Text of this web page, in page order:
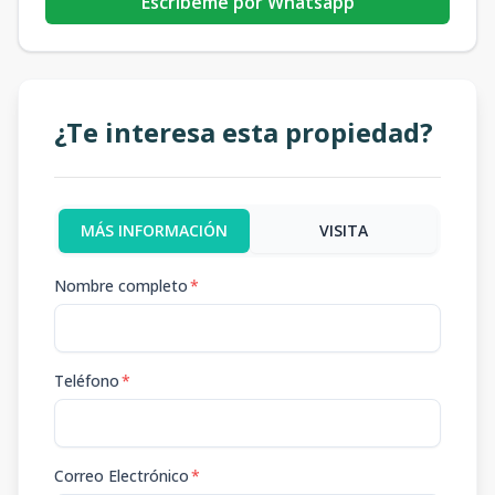
¿Te interesa esta propiedad?
MÁS INFORMACIÓN VISITA
Nombre completo*
Teléfono*
Correo Electrónico*